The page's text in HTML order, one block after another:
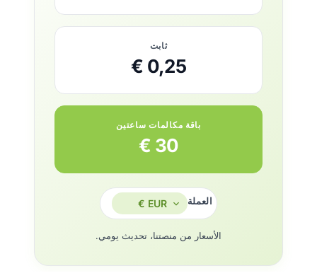
ثابت
0,25 €
باقة مكالمات ساعتين
30 €
العملة
الأسعار من منصتنا، تحديث يومي.